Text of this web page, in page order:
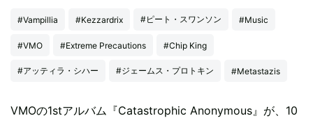
#Vampillia #Kezzardrix #ピート・スワンソン #Music
#VMO #Extreme Precautions #Chip King
#アッティラ・シハー #ジェームス・プロトキン #Metastazis
VMOの1stアルバム『Catastrophic Anonymous』が、10